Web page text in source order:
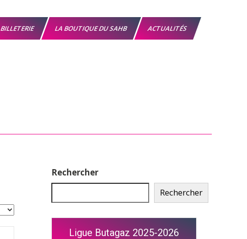
BILLETERIE LA BOUTIQUE DU SAHB ACTUALITÉS
Rechercher
Rechercher
Ligue Butagaz 2025-2026